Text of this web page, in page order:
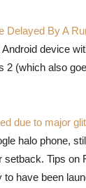
Delayed By A
device
2 (which also
due to major
halo phone,
Tips on
have been